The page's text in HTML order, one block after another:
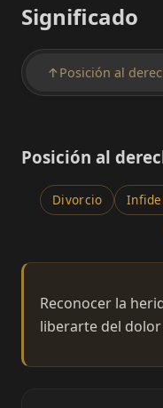
Significado
↑ Posición al
Posición al
Divorcio
Reconocer la
liberarte del